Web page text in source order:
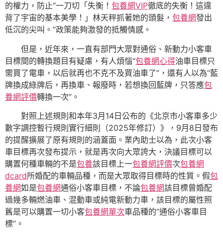
的權力，防止“一刀切「失衡！ 包養網VIP徹底的失衡！這違
背了宇宙的基本美學！」林天秤抓著她的頭髮， 包養網發出
低沉的尖叫。”政策能夠激發的抵觸情感。
但是，近年來，一直有部門大眾對通俗、新動力小客車
目標間的轉換題目有疑慮，有人煩惱“包養網心得油車目標只
需買了電車，以后就再也不克不及買油車了”，還有人以為“藍
牌換成綠牌后，再換車、報廢時，若想換回藍牌，只答應包
養網評價轉換一次”。
對照上述規則和本年3月14日公布的《北京市小客車多少
數字調控暫行規則實行細則（2025年修訂）》，9月8日發布
的提醒擴展了原有規則的涵蓋面。業內助士以為，此次小客
車目標再次發布提示，就是再次向大眾誇大，決議目標可以
購置何種車輛的不是包養該目標上一包養網評價次包養網
dcard所婚配的車輛品種，而是大眾取得目標時的性質。假包
養網如是包養網通俗小客車目標，不論包養網該目標曾婚配
過幾多輛燃油車、混動車或純電新動力車，該目標的屬性照
舊是可以購置一切小客包養網單次車品種的“通俗小客車目
標”。